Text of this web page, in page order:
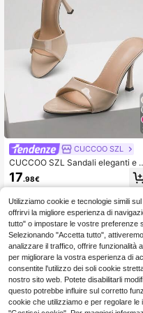
CUCCOO SZL
CUCCOO SZL Sandali eleganti e
a moda con tacco alto da donna, ad
atti per l'estate e il Natale
17.98€
Utilizziamo cookie e tecnologie simili
offrirvi la migliore esperienza di
tutto" o impostare le vostre preferenze
Selezionando "Accetta tutto",
analizzare il traffico, offrire funzionalità
per migliorare la vostra esperienza di
consentite l'utilizzo dei soli cookie
nostro sito web. Potete disabilitarli
questo potrebbe influire sul corretto
cookie che utilizziamo e per regolare